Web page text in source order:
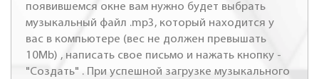
появившемся окне вам нужно будет выбрать
музыкальный файл .mp3, который находится у
вас в компьютере (вес не должен превышать
10Mb) , написать свое письмо и нажать кнопку -
"Создать" . При успешной загрузке музыкального